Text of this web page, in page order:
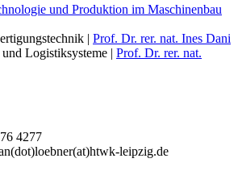
und Produktion im Maschinenbau
| Prof. Dr. rer. nat. Ines Dani
Logistiksysteme | Prof. Dr. rer. nat.
4277
leipzig.de